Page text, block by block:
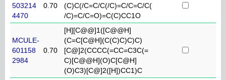
503214
4470
0.70
(C)C(/C=C/C(/C)=C/C=C/C(
/C)=C/C=O)=C(C)CC1O
MCULE-
601158
2984
0.70
[H][C@@]1([C@@H]
(C=C[C@H](C(C)C)C)C)
[C@]2(CCCC(=CC=C3C(=
C)[C@@H](O)C[C@H]
(O)C3)[C@]2([H])CC1)C